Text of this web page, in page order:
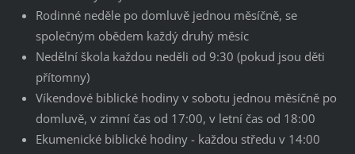
Rodinné neděle po domluvě jednou měsíčně, se
společným obědem každý druhý měsíc
Nedělní škola každou neděli od 9:30 (pokud jsou děti
přítomny)
Víkendové biblické hodiny v sobotu jednou měsíčně po
domluvě, v zimní čas od 17:00, v letní čas od 18:00
Ekumenické biblické hodiny - každou středu v 14:00